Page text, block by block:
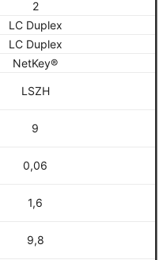
2
LC Duplex
LC Duplex
NetKey®
LSZH
9
0,06
1,6
9,8